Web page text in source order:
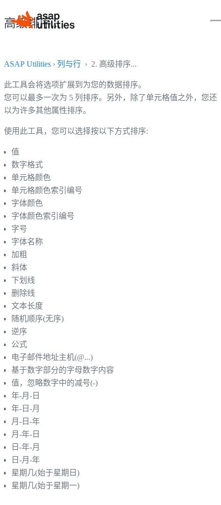
高级排序...
ASAP Utilities › 列与行 › 2. 高级排序...
此工具会将选项扩展到为您的数据排序。
您可以最多一次为 5 列排序。另外，除了单元格值之外，您还
以为许多其他属性排序。
使用此工具，您可以选择按以下方式排序:
值
数字格式
单元格颜色
单元格颜色索引编号
字体颜色
字体颜色索引编号
字号
字体名称
加粗
斜体
下划线
删除线
文本长度
随机顺序(无序)
逆序
公式
电子邮件地址主机(@...)
基于数字部分的字母数字内容
值，忽略数字中的减号(-)
年-月-日
年-日-月
月-日-年
月-年-日
日-年-月
日-月-年
星期几(始于星期日)
星期几(始于星期一)